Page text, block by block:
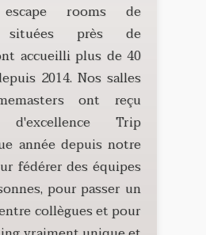
rooms de
situées près de
accueilli plus de 40
2014. Nos salles
ont reçu
d'excellence Trip
année depuis notre
fédérer des équipes
pour passer un
collègues et pour